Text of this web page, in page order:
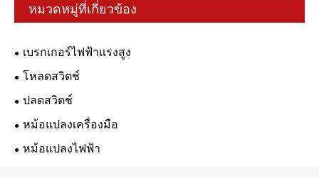
หมวดหมู่ที่เกี่ยวข้อง
เบรกเกอร์ไฟฟ้าแรงสูง
โหลดสวิตช์
ปลดสวิตช์
หม้อแปลงเครื่องมือ
หม้อแปลงไฟฟ้า